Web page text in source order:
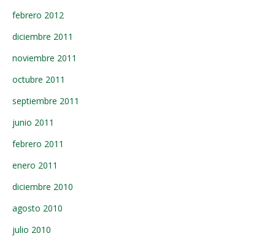
febrero 2012
diciembre 2011
noviembre 2011
octubre 2011
septiembre 2011
junio 2011
febrero 2011
enero 2011
diciembre 2010
agosto 2010
julio 2010